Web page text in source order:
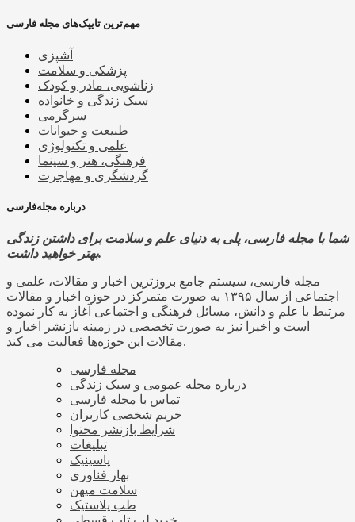
مهم‌ترین تایپک‌های مجله فارسی
آشپزی
پزشکی و سلامت
زناشویی، مادر و کودک
سبک زندگی و خانواده
سرگرمی
طبیعت و حیوانات
علمی و تکنولوژی
فرهنگی، هنر و سینما
گردشگری و مهاجرت
درباره مجله‌فارسی
شما با مجله فارسی، پلی به دنیای علم و سلامت برای داشتن زندگی
بهتر خواهید داشت.
مجله فارسی، سیستم جامع بروزترین اخبار و مقالات، علمی و
اجتماعی از سال ۱۳۹۵ به صورت متمرکز در حوزه اخبار و مقالات
مرتبط با علم و دانش، مسائل فرهنگی و اجتماعی آغاز به کار نموده
است و اخیرا نیز به صورت تخصصی در زمینه بازنشر اخبار و
مقالات این حوزه‌ها فعالیت می کند.
مجله فارسی
درباره مجله عمومی و سبک زندگی
تماس با مجله فارسی
حریم شخصی کاربران
شرایط بازنشر محتوا
تبلیغات
پاسینیک
بهار فناوری
سلامت میهن
طب پلاستیک